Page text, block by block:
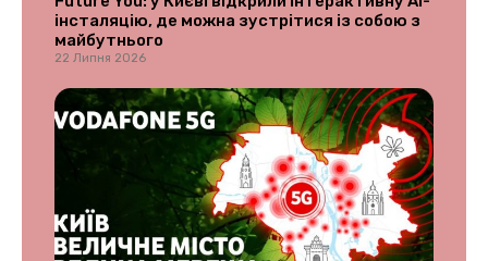
інсталяцію, де можна зустрітися із собою з
майбутнього
22 Липня 2026